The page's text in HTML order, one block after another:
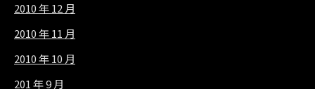
2010 年 12 月
2010 年 11 月
2010 年 10 月
201 年 9 月